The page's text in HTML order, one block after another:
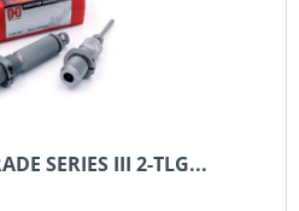
SERIES III 2-TLG...